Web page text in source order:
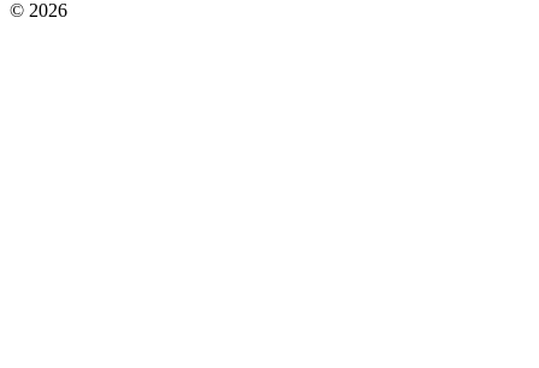
© 2026